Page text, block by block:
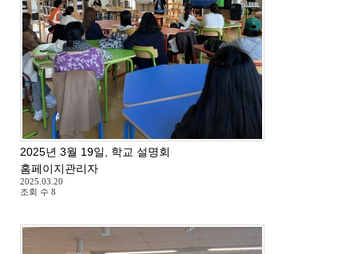
2025년 3월 19일, 학교 설명회
홈페이지관리자
2025.03.20
조회 수 8